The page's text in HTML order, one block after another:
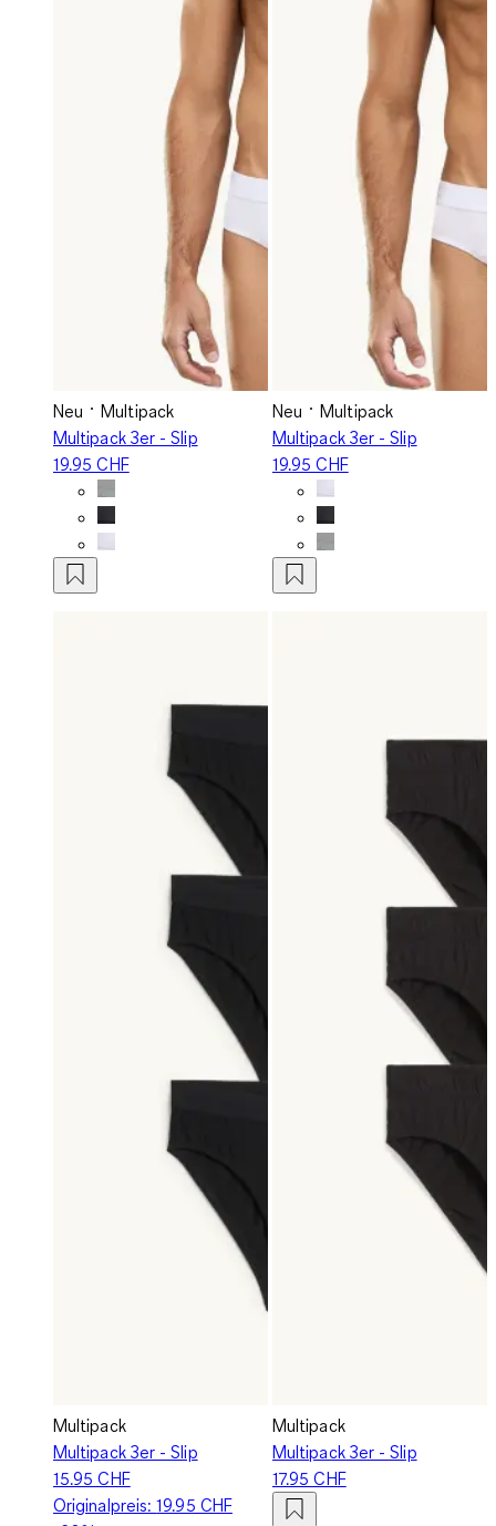
Neu
Multipack
Multipack 3er - Slip
19.95 CHF
Neu
Multipack
Multipack 3er - Slip
19.95 CHF
Multipack
Multipack 3er - Slip
15.95 CHF
Originalpreis:19.95 CHF
Multipack
Multipack 3er - Slip
17.95 CHF